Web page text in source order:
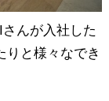
んが入社した
りと様々なでき